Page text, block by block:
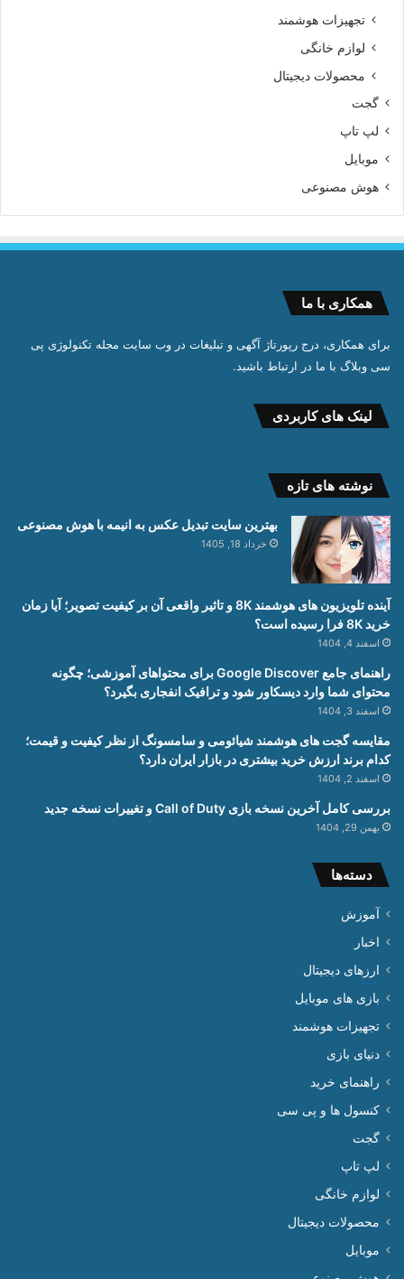
تجهیزات هوشمند
لوازم خانگی
محصولات دیجیتال
گجت
لپ تاپ
موبایل
هوش مصنوعی
همکاری با ما
برای همکاری، درج رپورتاژ آگهی و تبلیغات در وب سایت مجله تکنولوژی پی
سی وبلاگ با ما در ارتباط باشید.
لینک های کاربردی
نوشته های تازه
بهترین سایت تبدیل عکس به انیمه با هوش مصنوعی
خرداد 18, 1405
آینده تلویزیون های هوشمند 8K و تاثیر واقعی آن بر کیفیت تصویر؛ آیا زمان
خرید 8K فرا رسیده است؟
اسفند 4, 1404
راهنمای جامع Google Discover برای محتواهای آموزشی؛ چگونه
محتوای شما وارد دیسکاور شود و ترافیک انفجاری بگیرد؟
اسفند 3, 1404
مقایسه گجت های هوشمند شیائومی و سامسونگ از نظر کیفیت و قیمت؛
کدام برند ارزش خرید بیشتری در بازار ایران دارد؟
اسفند 2, 1404
بررسی کامل آخرین نسخه بازی Call of Duty و تغییرات نسخه جدید
بهمن 29, 1404
دسته‌ها
آموزش
اخبار
ارزهای دیجیتال
بازی های موبایل
تجهیزات هوشمند
دنیای بازی
راهنمای خرید
کنسول ها و پی سی
گجت
لپ تاپ
لوازم خانگی
محصولات دیجیتال
موبایل